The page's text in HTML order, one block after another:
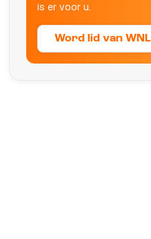
is er voor u.
Word lid van WNL